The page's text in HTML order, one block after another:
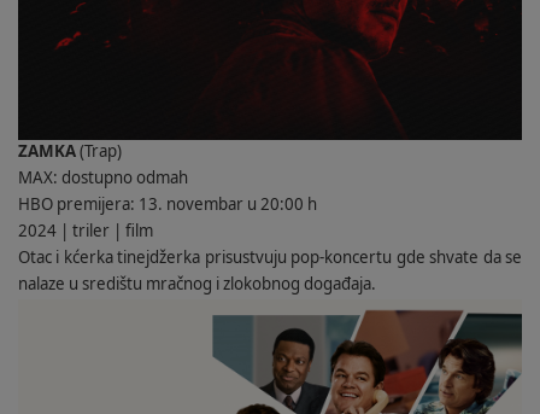
ZAMKA(Trap)
MAX: dostupno odmah
HBO premijera: 13. novembar u 20:00 h
2024 | triler | film
Otac i kćerka tinejdžerka prisustvuju pop-koncertu gde shvate da se
nalaze u središtu mračnog i zlokobnog događaja.